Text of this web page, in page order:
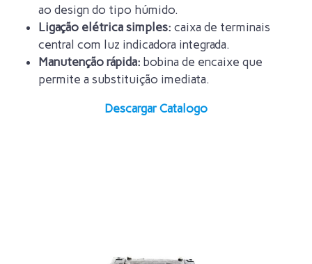
ao design do tipo húmido.
Ligação elétrica simples: caixa de terminais
central com luz indicadora integrada.
Manutenção rápida: bobina de encaixe que
permite a substituição imediata.
Descargar Catalogo